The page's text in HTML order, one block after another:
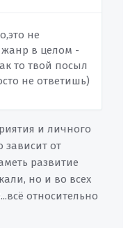
не
жанр в целом -
то твой посыл
не ответишь)
и личного
зависит от
развитие
но и во всех
относительно